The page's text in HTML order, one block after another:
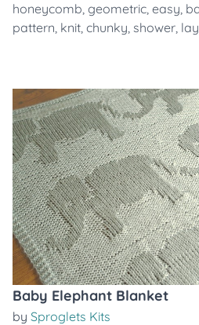
honeycomb, geometric, easy,
pattern, knit, chunky, shower,
Baby Elephant Blanket
by Sproglets Kits